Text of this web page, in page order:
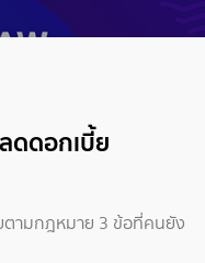
ดดอกเบี้ย
ตามกฎหมาย 3 ข้อที่คนยัง